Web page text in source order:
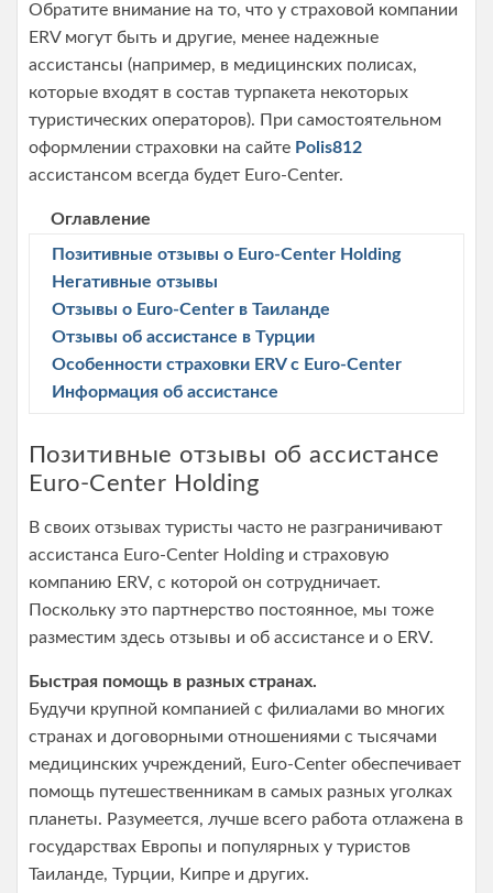
Обратите внимание на то, что у страховой компании
ERV могут быть и другие, менее надежные
ассистансы (например, в медицинских полисах,
которые входят в состав турпакета некоторых
туристических операторов). При самостоятельном
оформлении страховки на сайте Polis812
ассистансом всегда будет Euro-Center.
Оглавление
Позитивные отзывы о Euro-Center Holding
Негативные отзывы
Отзывы о Euro-Center в Таиланде
Отзывы об ассистансе в Турции
Особенности страховки ERV с Euro-Center
Информация об ассистансе
Позитивные отзывы об ассистансе
Euro-Center Holding
В своих отзывах туристы часто не разграничивают
ассистанса Euro-Center Holding и страховую
компанию ERV, с которой он сотрудничает.
Поскольку это партнерство постоянное, мы тоже
разместим здесь отзывы и об ассистансе и о ERV.
Быстрая помощь в разных странах.
Будучи крупной компанией с филиалами во многих
странах и договорными отношениями с тысячами
медицинских учреждений, Euro-Center обеспечивает
помощь путешественникам в самых разных уголках
планеты. Разумеется, лучше всего работа отлажена в
государствах Европы и популярных у туристов
Таиланде, Турции, Кипре и других.